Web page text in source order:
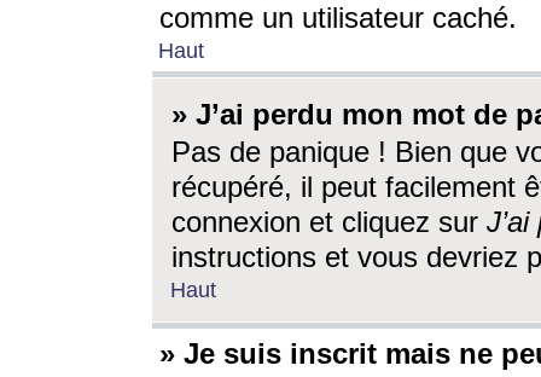
comme un utilisateur caché.
Haut
» J’ai perdu mon mot de
Pas de panique ! Bien que
récupéré, il peut facilement
connexion et cliquez sur
instructions et vous devriez
Haut
» Je suis inscrit mais ne